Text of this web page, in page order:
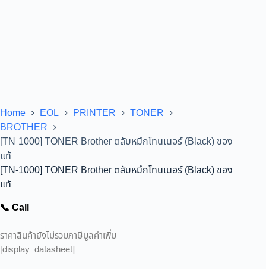
Home EOL PRINTER
TONER
BROTHER
[TN-1000] TONER Brother ตลับหมึกโทนเนอร์ (Black) ของ
แท้
[TN-1000] TONER Brother ตลับหมึกโทนเนอร์ (Black) ของ
แท้
📞 Call
ราคาสินค้ายังไม่รวมภาษีมูลค่าเพิ่ม
[display_datasheet]